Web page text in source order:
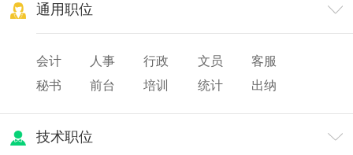
通用职位
会计 人事 行政 文员
客服
秘书
前台 培训 统计
出纳
技术职位